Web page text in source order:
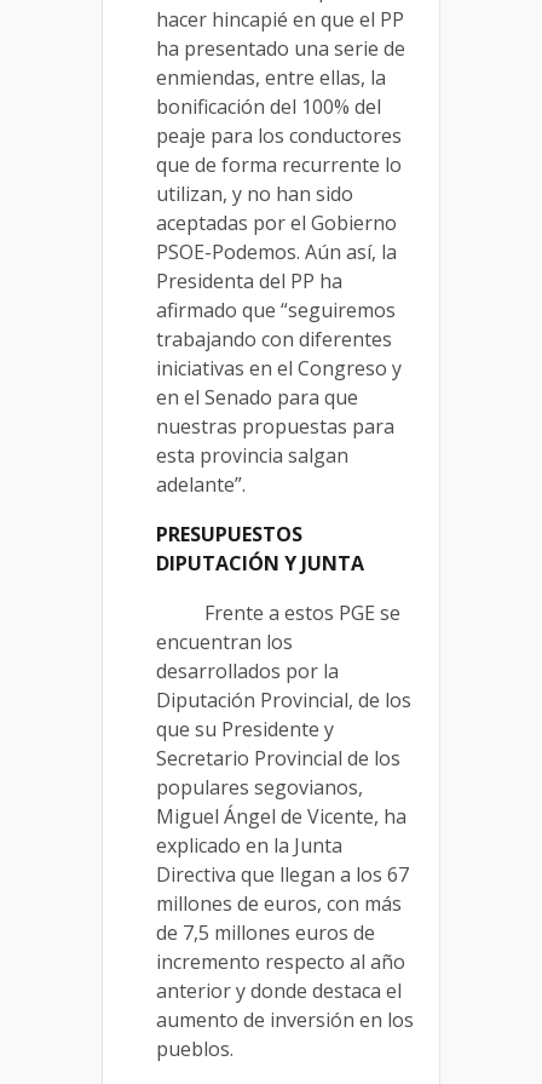
hacer hincapié en que el PP
ha presentado una serie de
enmiendas, entre ellas, la
bonificación del 100% del
peaje para los conductores
que de forma recurrente lo
utilizan, y no han sido
aceptadas por el Gobierno
PSOE-Podemos. Aún así, la
Presidenta del PP ha
afirmado que “seguiremos
trabajando con diferentes
iniciativas en el Congreso y
en el Senado para que
nuestras propuestas para
esta provincia salgan
adelante”.
PRESUPUESTOS
DIPUTACIÓN Y JUNTA
Frente a estos PGE se
encuentran los
desarrollados por la
Diputación Provincial, de los
que su Presidente y
Secretario Provincial de los
populares segovianos,
Miguel Ángel de Vicente, ha
explicado en la Junta
Directiva que llegan a los 67
millones de euros, con más
de 7,5 millones euros de
incremento respecto al año
anterior y donde destaca el
aumento de inversión en los
pueblos.